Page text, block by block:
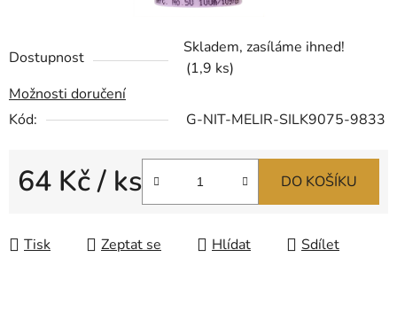
Dostupnost
Skladem, zasíláme ihned!
(1,9 ks)
Možnosti doručení
Kód:
G-NIT-MELIR-SILK9075-9833
64 Kč/ ks DO KOŠÍKU
Tisk Zeptat se Hlídat Sdílet